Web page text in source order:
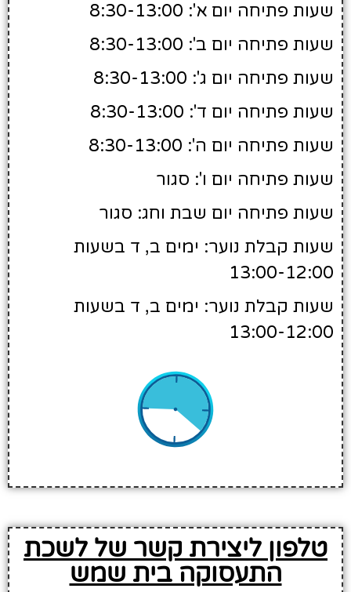
שעות פתיחה יום א': 8:30-13:00
שעות פתיחה יום ב': 8:30-13:00
שעות פתיחה יום ג': 8:30-13:00
שעות פתיחה יום ד': 8:30-13:00
שעות פתיחה יום ה': 8:30-13:00
שעות פתיחה יום ו': סגור
שעות פתיחה יום שבת וחג: סגור
שעות קבלת נוער: ימים ב, ד בשעות
13:00-12:00
שעות קבלת נוער: ימים ב, ד בשעות
13:00-12:00
טלפון ליצירת קשר של לשכת
התעסוקה בית שמש